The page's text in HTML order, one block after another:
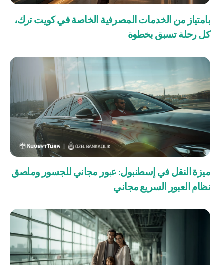
من نحن بوابة التمويل علاقات المستثمرين
الفروع وأجهزة الصراف الآلي
Türkçe
English
صناديق الاستثمار
بطاقة بزنس بلاس
المزايا الضريبية
الائتمان الإيجاري
الحلول الخاصة بالقطاعات
بامتياز من الخدمات المصرفية الخاصة في كويت ترك،
كل رحلة تسبق بخطوة
ميزة النقل في إسطنبول: عبور مجاني للجسور وملصق
نظام العبور السريع مجاني